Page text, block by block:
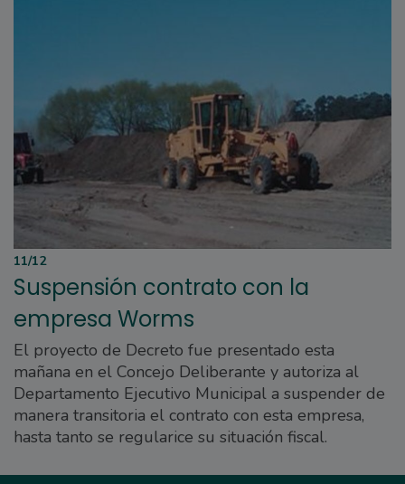
11/12
Suspensión contrato con la
empresa Worms
El proyecto de Decreto fue presentado esta
mañana en el Concejo Deliberante y autoriza al
Departamento Ejecutivo Municipal a suspender de
manera transitoria el contrato con esta empresa,
hasta tanto se regularice su situación fiscal.